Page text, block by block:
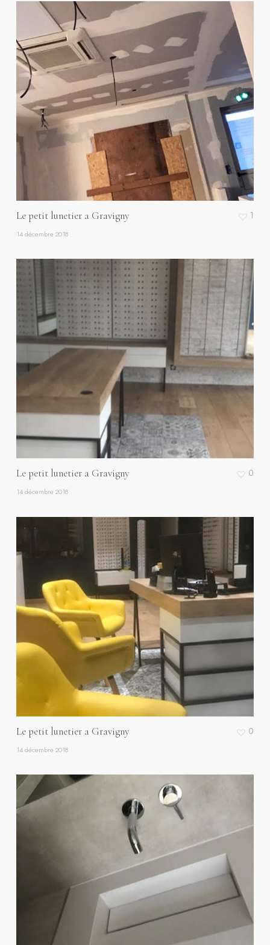
Le petit lunetier a Gravigny
14 décembre 2018
1
Le petit lunetier a Gravigny
14 décembre 2018
0
Le petit lunetier a Gravigny
14 décembre 2018
0